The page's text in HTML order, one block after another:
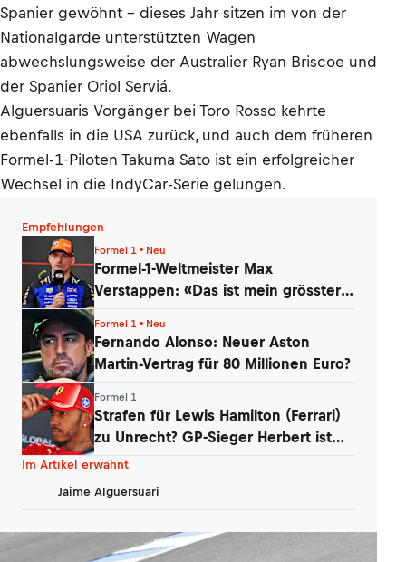
Spanier gewöhnt – dieses Jahr sitzen im von der
Nationalgarde unterstützten Wagen
abwechslungsweise der Australier Ryan Briscoe und
der Spanier Oriol Serviá.
Alguersuaris Vorgänger bei Toro Rosso kehrte
ebenfalls in die USA zurück, und auch dem früheren
Formel-1-Piloten Takuma Sato ist ein erfolgreicher
Wechsel in die IndyCar-Serie gelungen.
Empfehlungen
Formel 1 • Neu
Formel-1-Weltmeister Max
Verstappen: «Das ist mein grösster
Formel 1 • Neu
Fernando Alonso: Neuer Aston
Martin-Vertrag für 80 Millionen Euro?
Formel 1
Strafen für Lewis Hamilton (Ferrari)
zu Unrecht? GP-Sieger Herbert ist
baff
Im Artikel erwähnt
Jaime Alguersuari